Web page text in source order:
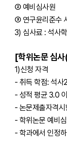
② 예비심사원
③ 연구윤리준수
3) 심사료 : 석사
[학위논문 심
1)신청 자격
- 취득 학점: 석사
- 성적 평균 3.0
- 논문제출자격시
- 학위논문 예비
- 학과에서 인정